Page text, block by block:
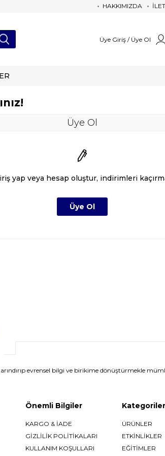
HAKKIMIZDA
Üye Giriş / Üye Ol
Üye Ol
yap veya hesap oluştur, indirimleri
evrensel bilgi ve birikime dönüştürmekle
Önemli Bilgiler
KARGO & İADE
GİZLİLİK POLİTİKALARI
KULLANIM KOŞULLARI
Kategoriler
ÜRÜNLER
ETKİNLİKLER
EĞİTİMLER